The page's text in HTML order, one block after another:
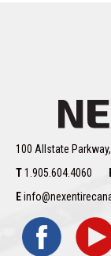
100 Allstate
T1.905.604.4060
E